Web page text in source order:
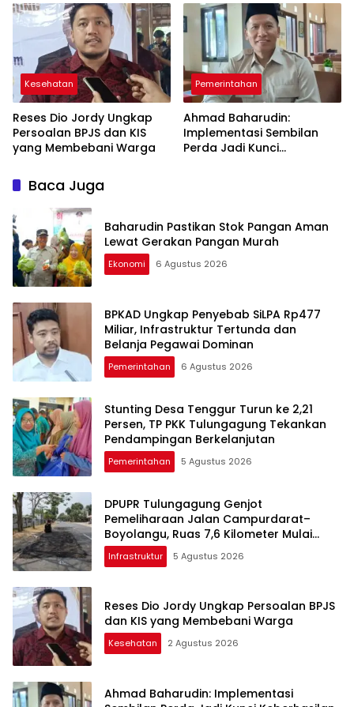
Berkelanjutan
Diperbaiki
Kesehatan
Reses Dio Jordy Ungkap
Persoalan BPJS dan KIS
yang Membebani Warga
Pemerintahan
Ahmad Baharudin:
Implementasi Sembilan
Perda Jadi Kunci
Baca Juga
Baharudin Pastikan Stok Pangan Aman
Lewat Gerakan Pangan Murah
Ekonomi 6 Agustus 2026
BPKAD Ungkap Penyebab SiLPA Rp477
Miliar, Infrastruktur Tertunda dan
Belanja Pegawai Dominan
Pemerintahan 6 Agustus 2026
Stunting Desa Tenggur Turun ke 2,21
Persen, TP PKK Tulungagung Tekankan
Pendampingan Berkelanjutan
Pemerintahan 5 Agustus 2026
DPUPR Tulungagung Genjot
Pemeliharaan Jalan Campurdarat–
Boyolangu, Ruas 7,6 Kilometer Mulai
Diperbaiki
Infrastruktur 5 Agustus 2026
Reses Dio Jordy Ungkap Persoalan BPJS
dan KIS yang Membebani Warga
Kesehatan 2 Agustus 2026
Ahmad Baharudin: Implementasi